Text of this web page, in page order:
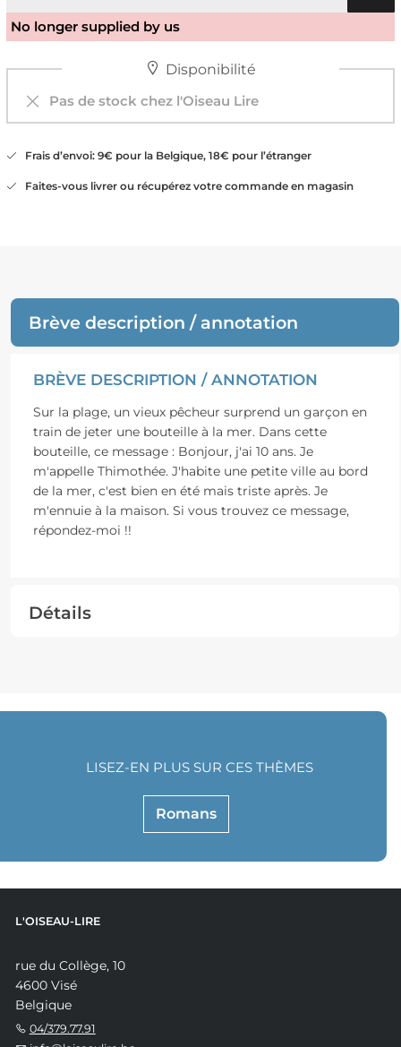
No longer supplied by us
Disponibilité
Pas de stock chez l'Oiseau Lire
Frais d’envoi: 9€ pour la Belgique, 18€ pour l’étranger
Faites-vous livrer ou récupérez votre commande en magasin
Brève description / annotation
BRÈVE DESCRIPTION / ANNOTATION
Sur la plage, un vieux pêcheur surprend un garçon en
train de jeter une bouteille à la mer. Dans cette
bouteille, ce message : Bonjour, j'ai 10 ans. Je
m'appelle Thimothée. J'habite une petite ville au bord
de la mer, c'est bien en été mais triste après. Je
m'ennuie à la maison. Si vous trouvez ce message,
répondez-moi !!
Détails
Romans
LISEZ-EN PLUS SUR CES THÈMES
L'OISEAU-LIRE
rue du Collège, 10
4600 Visé
Belgique
04/379.77.91